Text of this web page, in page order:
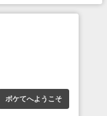
ボケてへようこそ